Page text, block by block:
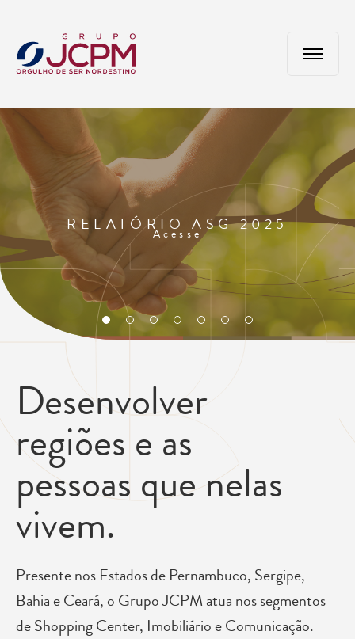
RELATÓRIO ASG 2025
Acesse
Desenvolver
regiões e as
pessoas que nelas
vivem.
Presente nos Estados de Pernambuco, Sergipe,
Bahia e Ceará, o Grupo JCPM atua nos segmentos
de Shopping Center, Imobiliário e Comunicação.